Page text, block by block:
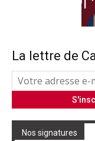
La lettre de
Nos signatures